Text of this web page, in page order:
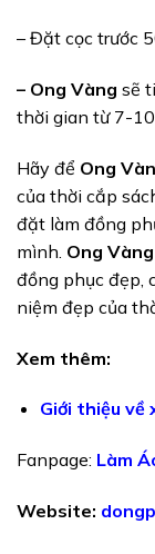
– Đặt cọc trước
– Ong Vàng sẽ
thời gian từ 7-10
Hãy để Ong
của thời cắp
đặt làm đồng
mình. Ong Vàng
đồng phục đẹp,
niệm đẹp của
Xem thêm:
Giới thiệu về
Fanpage: Làm
Website: